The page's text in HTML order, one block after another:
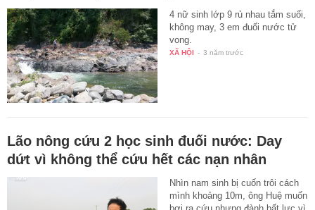
4 nữ sinh lớp 9 rủ nhau tắm suối,
không may, 3 em đuối nước tử
vong.
XÃ HỘI - 3 năm trước
Lão nông cứu 2 học sinh đuối nước: Day
dứt vì không thể cứu hết các nạn nhân
Nhìn nam sinh bị cuốn trôi cách
mình khoảng 10m, ông Huệ muốn